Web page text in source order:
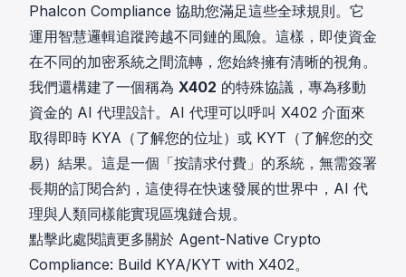
Phalcon Compliance 協助您滿足這些全球規則。它
運用智慧邏輯追蹤跨越不同鏈的風險。這樣，即使資金
在不同的加密系統之間流轉，您始終擁有清晰的視角。
我們還構建了一個稱為 X402 的特殊協議，專為移動
資金的 AI 代理設計。AI 代理可以呼叫 X402 介面來
取得即時 KYA（了解您的位址）或 KYT（了解您的交
易）結果。這是一個「按請求付費」的系統，無需簽署
長期的訂閱合約，這使得在快速發展的世界中，AI 代
理與人類同樣能實現區塊鏈合規。
點擊此處閱讀更多關於 Agent-Native Crypto
Compliance: Build KYA/KYT with X402。